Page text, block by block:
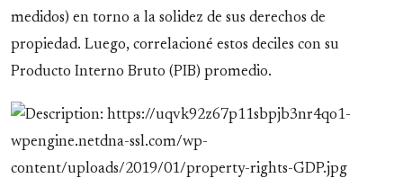
medidos) en torno a la solidez de sus derechos de
propiedad. Luego, correlacioné estos deciles con su
Producto Interno Bruto (PIB) promedio.